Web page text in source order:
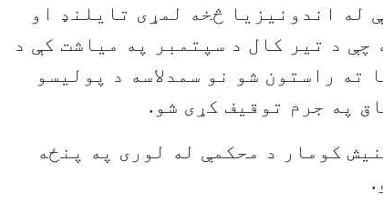
په پیل کې له اندونیزیا څخه لمړی تایلنډ او
چې د تیر کال د سپتمبر په میاشت کې د
ته راستون شو نو سمدلاسه د پولیسو
په جرم توقیف کړی شو.
کومار د محکمې له لوری په پنځه